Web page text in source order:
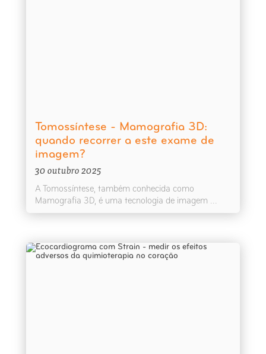
Tomossíntese - Mamografia 3D:
quando recorrer a este exame de
imagem?
30 outubro 2025
A Tomossíntese, também conhecida como
Mamografia 3D, é uma tecnologia de imagem ...